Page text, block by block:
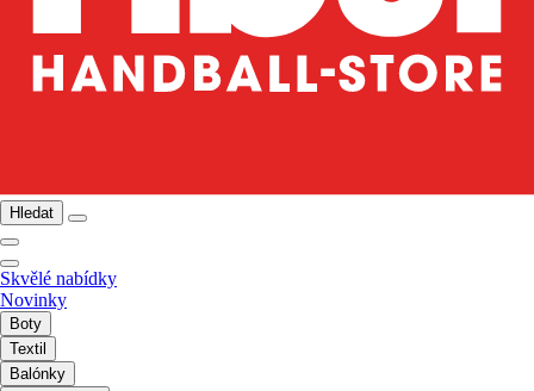
Hledat
Skvělé nabídky
Novinky
Boty
Textil
Balónky